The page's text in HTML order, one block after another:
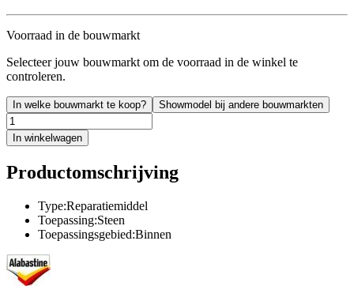
Voorraad in de bouwmarkt
Selecteer jouw bouwmarkt om de voorraad in de winkel te
controleren.
In welke bouwmarkt te koop? Showmodel bij andere bouwmarkten
In winkelwagen
Productomschrijving
Type:Reparatiemiddel
Toepassing:Steen
Toepassingsgebied:Binnen